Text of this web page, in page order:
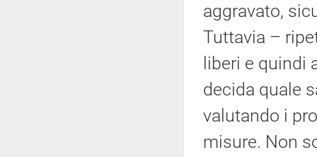
aggravato,
Tuttavia –
liberi e quindi
decida quale
valutando i
misure. Non